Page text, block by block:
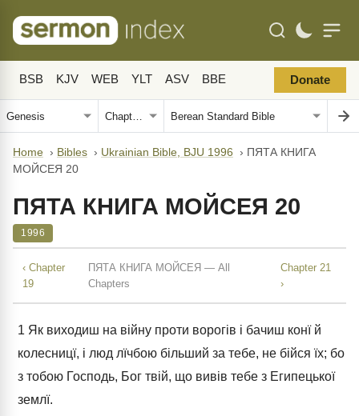
BSB KJV WEB YLT ASV BBE Donate
Home › Bibles › Ukrainian Bible, BJU 1996 › ПЯТА КНИГА
МОЙСЕЯ 20
ПЯТА КНИГА МОЙСЕЯ 20
1996
‹ Chapter
19
ПЯТА КНИГА МОЙСЕЯ — All
Chapters
Chapter 21
›
1 Як виходиш на війну проти ворогів і бачиш конї й
колесницї, і люд лїчбою більший за тебе, не бійся їх; бо
з тобою Господь, Бог твій, що вивів тебе з Египецької
землї.